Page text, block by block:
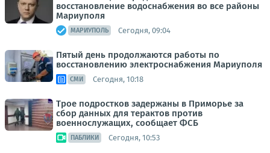
восстановление водоснабжения во все районы
Мариуполя
МАРИУПОЛЬ Сегодня, 09:04
Пятый день продолжаются работы по
восстановлению электроснабжения Мариуполя
СМИ Сегодня, 10:18
Трое подростков задержаны в Приморье за
сбор данных для терактов против
военнослужащих, сообщает ФСБ
ПАБЛИКИ Сегодня, 10:53